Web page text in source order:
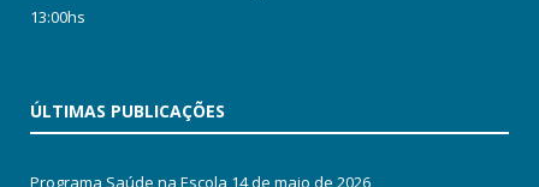
13:00hs
ÚLTIMAS PUBLICAÇÕES
Programa Saúde na Escola 14 de maio de 2026